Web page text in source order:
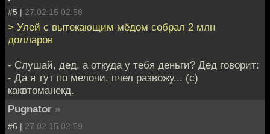
#5 | 27.02.15 02:58
> Улей с вытекающим мёдом собрал 2 млн
долларов
- Слушай, дед, а откуда у тебя деньги? Дед говорит:
- Да я тут по мелочи, пчел развожу... (c)
каквтоманекд.
Pugnator »
#6 | 27.02.15 02:59